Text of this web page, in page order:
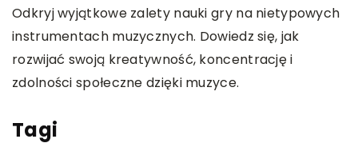
Odkryj wyjątkowe zalety nauki gry na nietypowych
instrumentach muzycznych. Dowiedz się, jak
rozwijać swoją kreatywność, koncentrację i
zdolności społeczne dzięki muzyce.
Tagi